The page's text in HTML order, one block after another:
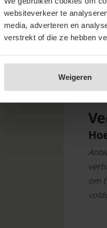
websiteverkeer te
media, adverteren en
verstrekt of die ze hebben
Weigeren
om